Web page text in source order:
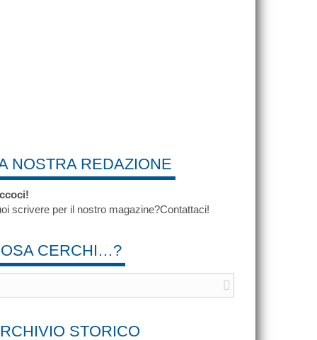
NOSTRA REDAZIONE
scrivere per il nostro magazine?Contattaci!
CERCHI…?
STORICO